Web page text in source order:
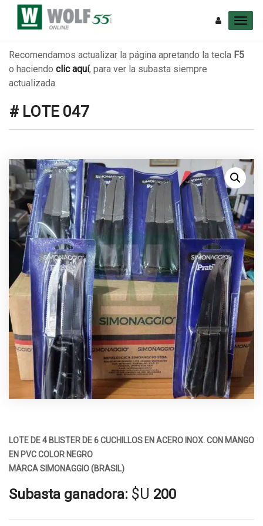
Recomendamos actualizar la página apretando la tecla F5
o haciendo clic aquí, para ver la subasta siempre
actualizada.
# LOTE 047
LOTE DE 4 BLISTER DE 6 CUCHILLOS EN ACERO INOX. CON MANGO
EN PVC COLOR NEGRO
MARCA SIMONAGGIO (BRASIL)
Subasta ganadora: $U 200